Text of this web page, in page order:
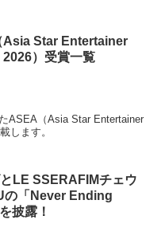
Asia Star Entertainer
）受賞一覧
ASEA（Asia Star Entertainer
します。
LE SSERAFIMチェウ
の「Never Ending
披露！